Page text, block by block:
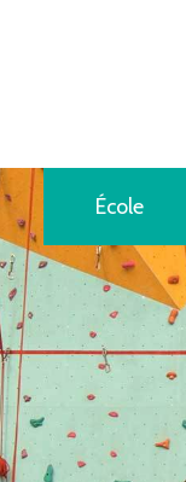
Accueil
École